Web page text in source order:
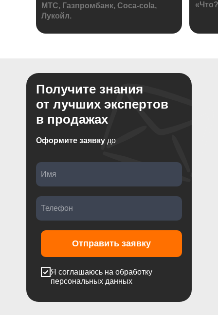
МТС, Газпромбанк, Coca-cola,
Лукойл.
Отправить заявку
Я соглашаюсь на обработку
персональных данных
Получите знания
от лучших экспертов
в продажах
Оформите заявку до